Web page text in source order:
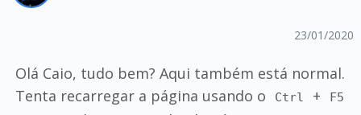
23/01/2020
Olá Caio, tudo bem? Aqui também está normal.
Tenta recarregar a página usando o
Ctrl + F5